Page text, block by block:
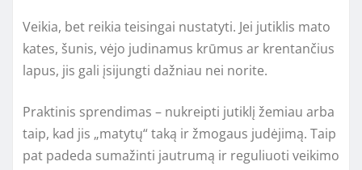
Veikia, bet reikia teisingai nustatyti. Jei jutiklis mato
kates, šunis, vėjo judinamus krūmus ar krentančius
lapus, jis gali įsijungti dažniau nei norite.
Praktinis sprendimas – nukreipti jutiklį žemiau arba
taip, kad jis „matytų“ taką ir žmogaus judėjimą. Taip
pat padeda sumažinti jautrumą ir reguliuoti veikimo